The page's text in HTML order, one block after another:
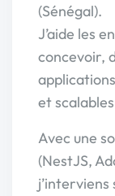
(Sénégal).
J’aide les
concevoir,
et
Avec une
(NestJS,
j’interviens